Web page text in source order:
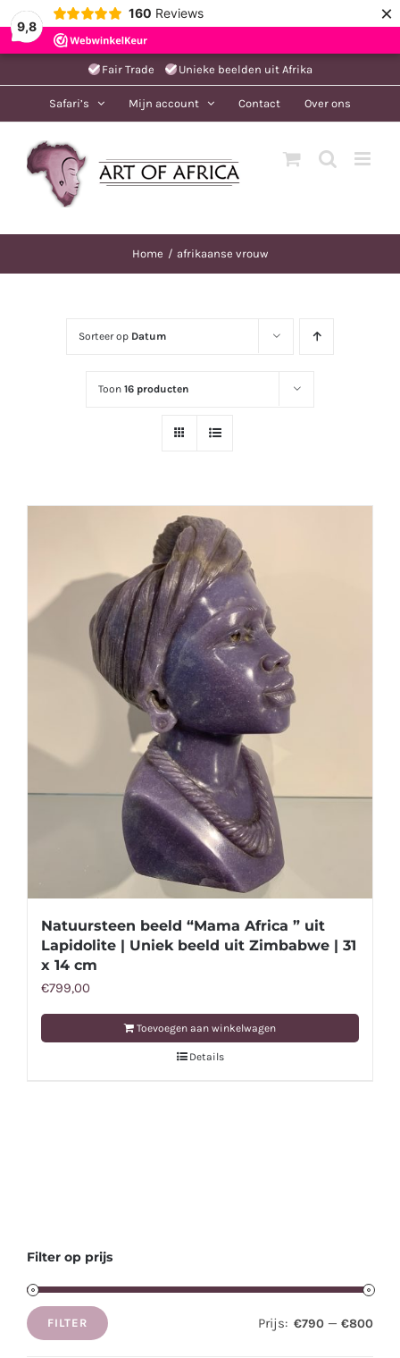
9,8
160 Reviews ×
naar
Fair Trade Unieke beelden uit Afrika
Safari’s Mijn account Contact Over ons
Home afrikaanse vrouw
Sorteer op Datum
Toon16 producten
Natuursteen beeld “Mama Africa ” uit
Lapidolite | Uniek beeld uit Zimbabwe | 31
x 14 cm
€799,00
Toevoegen aan winkelwagen
Details
Filter op prijs
Min.
Max.
FILTER Prijs: €790 — €800